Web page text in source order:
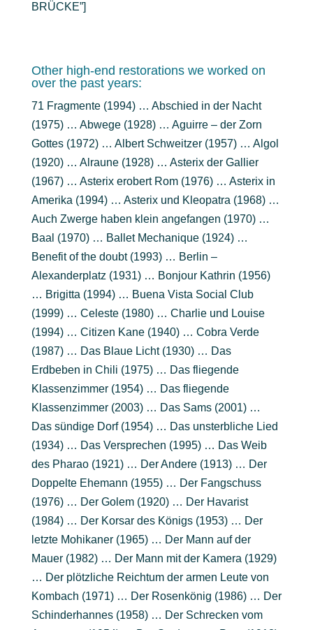
BRÜCKE”]
Other high-end restorations we worked on
over the past years:
71 Fragmente (1994) … Abschied in der Nacht
(1975) … Abwege (1928) … Aguirre – der Zorn
Gottes (1972) … Albert Schweitzer (1957) … Algol
(1920) … Alraune (1928) … Asterix der Gallier
(1967) … Asterix erobert Rom (1976) … Asterix in
Amerika (1994) … Asterix und Kleopatra (1968) …
Auch Zwerge haben klein angefangen (1970) …
Baal (1970) … Ballet Mechanique (1924) …
Benefit of the doubt (1993) … Berlin –
Alexanderplatz (1931) … Bonjour Kathrin (1956)
… Brigitta (1994) … Buena Vista Social Club
(1999) … Celeste (1980) … Charlie und Louise
(1994) … Citizen Kane (1940) … Cobra Verde
(1987) … Das Blaue Licht (1930) … Das
Erdbeben in Chili (1975) … Das fliegende
Klassenzimmer (1954) … Das fliegende
Klassenzimmer (2003) … Das Sams (2001) …
Das sündige Dorf (1954) … Das unsterbliche Lied
(1934) … Das Versprechen (1995) … Das Weib
des Pharao (1921) … Der Andere (1913) … Der
Doppelte Ehemann (1955) … Der Fangschuss
(1976) … Der Golem (1920) … Der Havarist
(1984) … Der Korsar des Königs (1953) … Der
letzte Mohikaner (1965) … Der Mann auf der
Mauer (1982) … Der Mann mit der Kamera (1929)
… Der plötzliche Reichtum der armen Leute von
Kombach (1971) … Der Rosenkönig (1986) … Der
Schinderhannes (1958) … Der Schrecken vom